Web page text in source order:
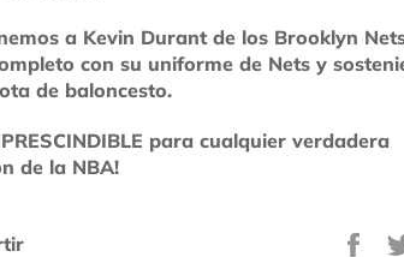
a Kevin Durant de los Brooklyn
con su uniforme de Nets y
de baloncesto.
para cualquier verdadera
de la NBA!